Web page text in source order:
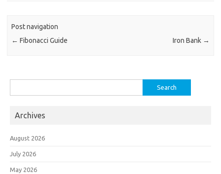
Post navigation
← Fibonacci Guide Iron Bank →
for:
Archives
August 2026
July 2026
May 2026